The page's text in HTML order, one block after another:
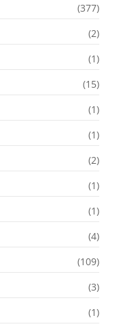
(377)
(2)
(1)
(15)
(1)
(1)
(2)
(1)
(1)
(4)
(109)
(3)
(1)